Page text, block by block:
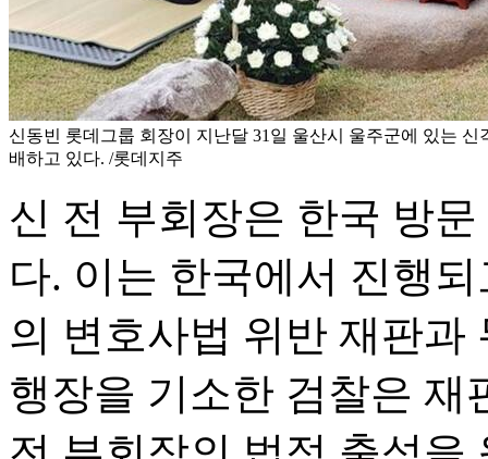
신동빈 롯데그룹 회장이 지난달 31일 울산시 울주군에 있는
배하고 있다. /롯데지주
신 전 부회장은 한국 방
다. 이는 한국에서 진행
의 변호사법 위반 재판과
행장을 기소한 검찰은 재